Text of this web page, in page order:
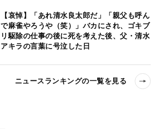
【哀悼】「あれ清水良太郎だ」「親父も呼ん
で麻雀やろうや（笑）」バカにされ、ゴキブ
リ駆除の仕事の後に死を考えた後、父・清水
アキラの言葉に号泣した日
ニュースランキングの一覧を見る